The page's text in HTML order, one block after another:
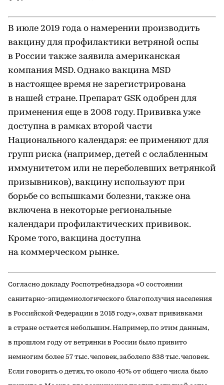
В июле 2019 года о намерении производить
вакцину для профилактики ветряной оспы
в России также заявила американская
компания MSD. Однако вакцина MSD
в настоящее время не зарегистрирована
в нашей стране. Препарат GSK одобрен для
применения еще в 2008 году. Прививка уже
доступна в рамках второй части
Национального календаря: ее применяют для
групп риска (например, детей с ослабленным
иммунитетом или не переболевших ветрянкой
призывников), вакцину используют при
борьбе со вспышками болезни, также она
включена в некоторые региональные
календари профилактических прививок.
Кроме того, вакцина доступна
на коммерческом рынке.
Согласно докладу Роспотребнадзора «О состоянии
санитарно-эпидемиологического благополучия населения
в Российской Федерации в 2018 году», охват прививками
в стране остается небольшим. Например, по этим данным,
в прошлом году от ветрянки в России было привито
немногим более 57 тыс. человек, заболело 838 тыс. человек.
Если говорить о детях, то около 40% от общего числа было